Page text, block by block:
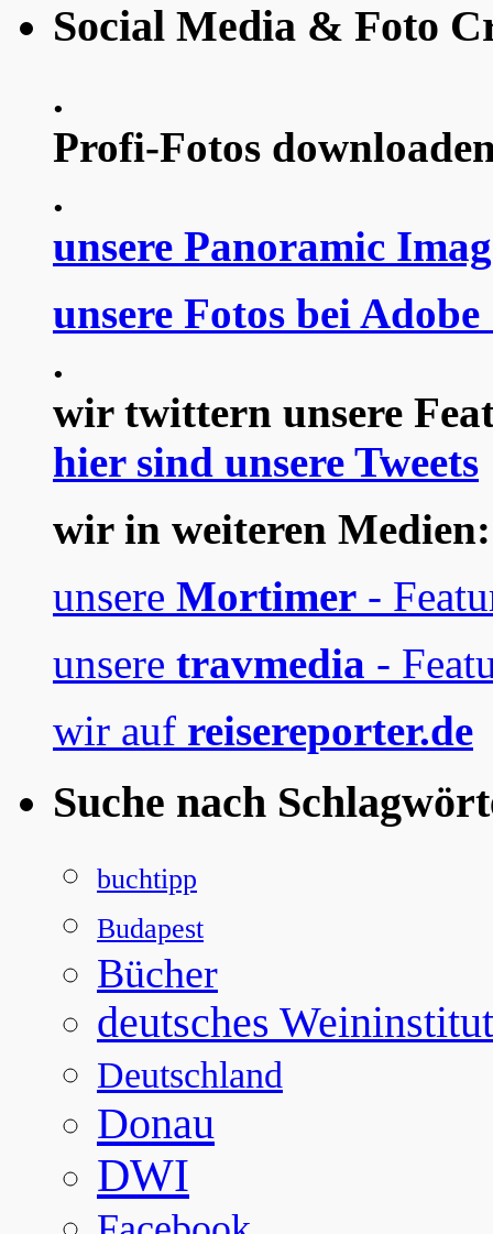
Social Media & Foto
.
Profi-Fotos
.
unsere Panoramic
unsere Fotos bei
.
wir twittern unsere
hier sind unsere Tweets
wir in weiteren Medien:
unsere Mortimer -
unsere travmedia -
wir auf reisereporter.de
Suche nach
buchtipp
Budapest
Bücher
deutsches Weininstitut
Deutschland
Donau
DWI